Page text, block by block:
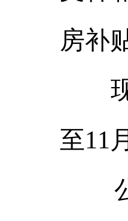
房补
现
至11
公